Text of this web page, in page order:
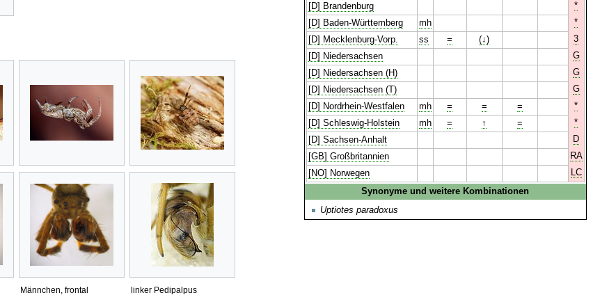
[D] Brandenburg
*
[D] Baden-Württemberg
mh
*
[D] Mecklenburg-Vorp.
ss = (↓)
3
[D] Niedersachsen
G
[D] Niedersachsen (H)
G
[D] Niedersachsen (T)
G
[D] Nordrhein-Westfalen
mh = = =
*
[D] Schleswig-Holstein
mh = ↑ =
*
[D] Sachsen-Anhalt
D
[GB] Großbritannien
RA
[NO] Norwegen
LC
Synonyme und weitere Kombinationen
Uptiotes paradoxus
Männchen, frontal linker Pedipalpus